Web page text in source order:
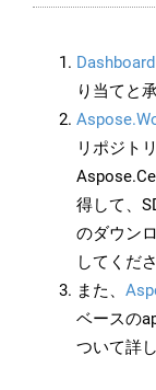
Dashboard
り当てと
リポジト
得して、
のダウン
してくださ
また、
ベースの
ついて詳